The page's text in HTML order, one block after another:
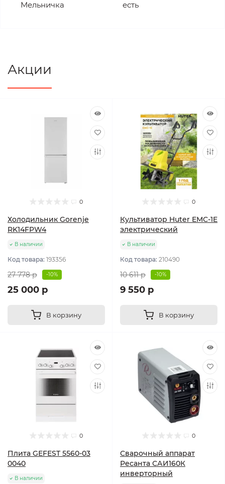
Мельничка есть
Акции
0
Холодильник Gorenje
RK14FPW4
В наличии
Код товара: 193356
27 778 р -10%
25 000 р
В корзину
0
Культиватор Huter ЕМС-1E
электрический
В наличии
Код товара: 210490
10 611 р -10%
9 550 р
В корзину
0
Плита GEFEST 5560-03
0040
В наличии
0
Сварочный аппарат
Ресанта САИ160К
инверторный